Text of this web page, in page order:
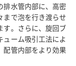
排水管内部に、高密
まで泡を行き渡らせ
す。さらに、旋回ブ
ューム吸引工法によ
配管内部をより効果